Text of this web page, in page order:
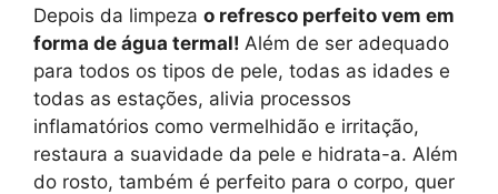
Depois da limpeza o refresco perfeito vem em
forma de água termal! Além de ser adequado
para todos os tipos de pele, todas as idades e
todas as estações, alivia processos
inflamatórios como vermelhidão e irritação,
restaura a suavidade da pele e hidrata-a. Além
do rosto, também é perfeito para o corpo, quer